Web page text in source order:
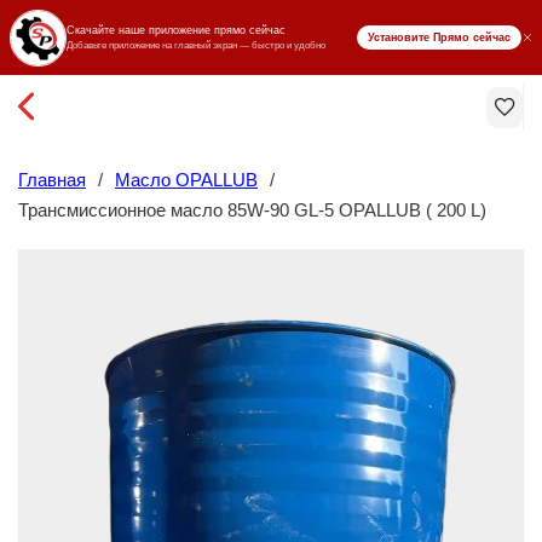
₸ KZT
Главная / Масло OPALLUB /
Трансмиссионное масло 85W-90 GL-5 OPALLUB ( 200 L)